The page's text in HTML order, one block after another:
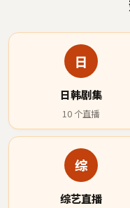
日
日韩剧集
10 个直播
综
综艺直播